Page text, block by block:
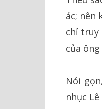
ác; nên
chỉ truy
của
Nói
nhục